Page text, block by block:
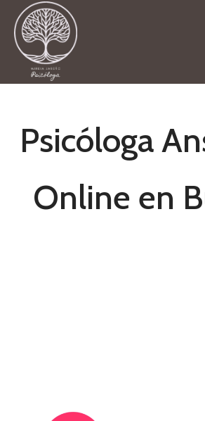
Psicóloga
Online en